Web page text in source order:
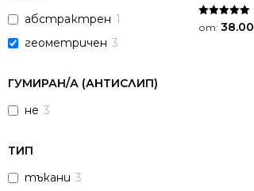
абстрактрен 1
геометричен 3
ГУМИРАН/А (АНТИСЛИП)
не 3
ТИП
тъкани 3
Оценено на
5.00
от: 38.00